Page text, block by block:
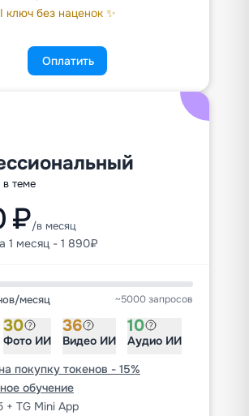
ключ без наценок ✨
Оплатить
в теме
₽/в месяц
1 месяц - 1 890₽
/месяц ~5000 запросов
30
Фото ИИ
36
Видео ИИ
10
Аудио ИИ
покупку токенов - 15%
обучение
TG Mini App